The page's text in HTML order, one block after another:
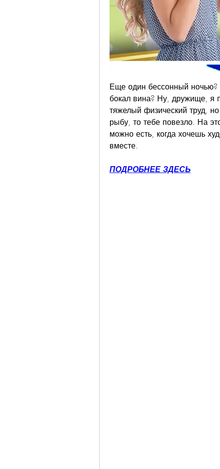
Еще один бессонный ночью?
бокал вина? Ну, дружище, я
тяжелый физический труд,
рыбу, то тебе повезло. На
можно есть, когда хочешь
вместе.
ПОДРОБНЕЕ ЗДЕСЬ